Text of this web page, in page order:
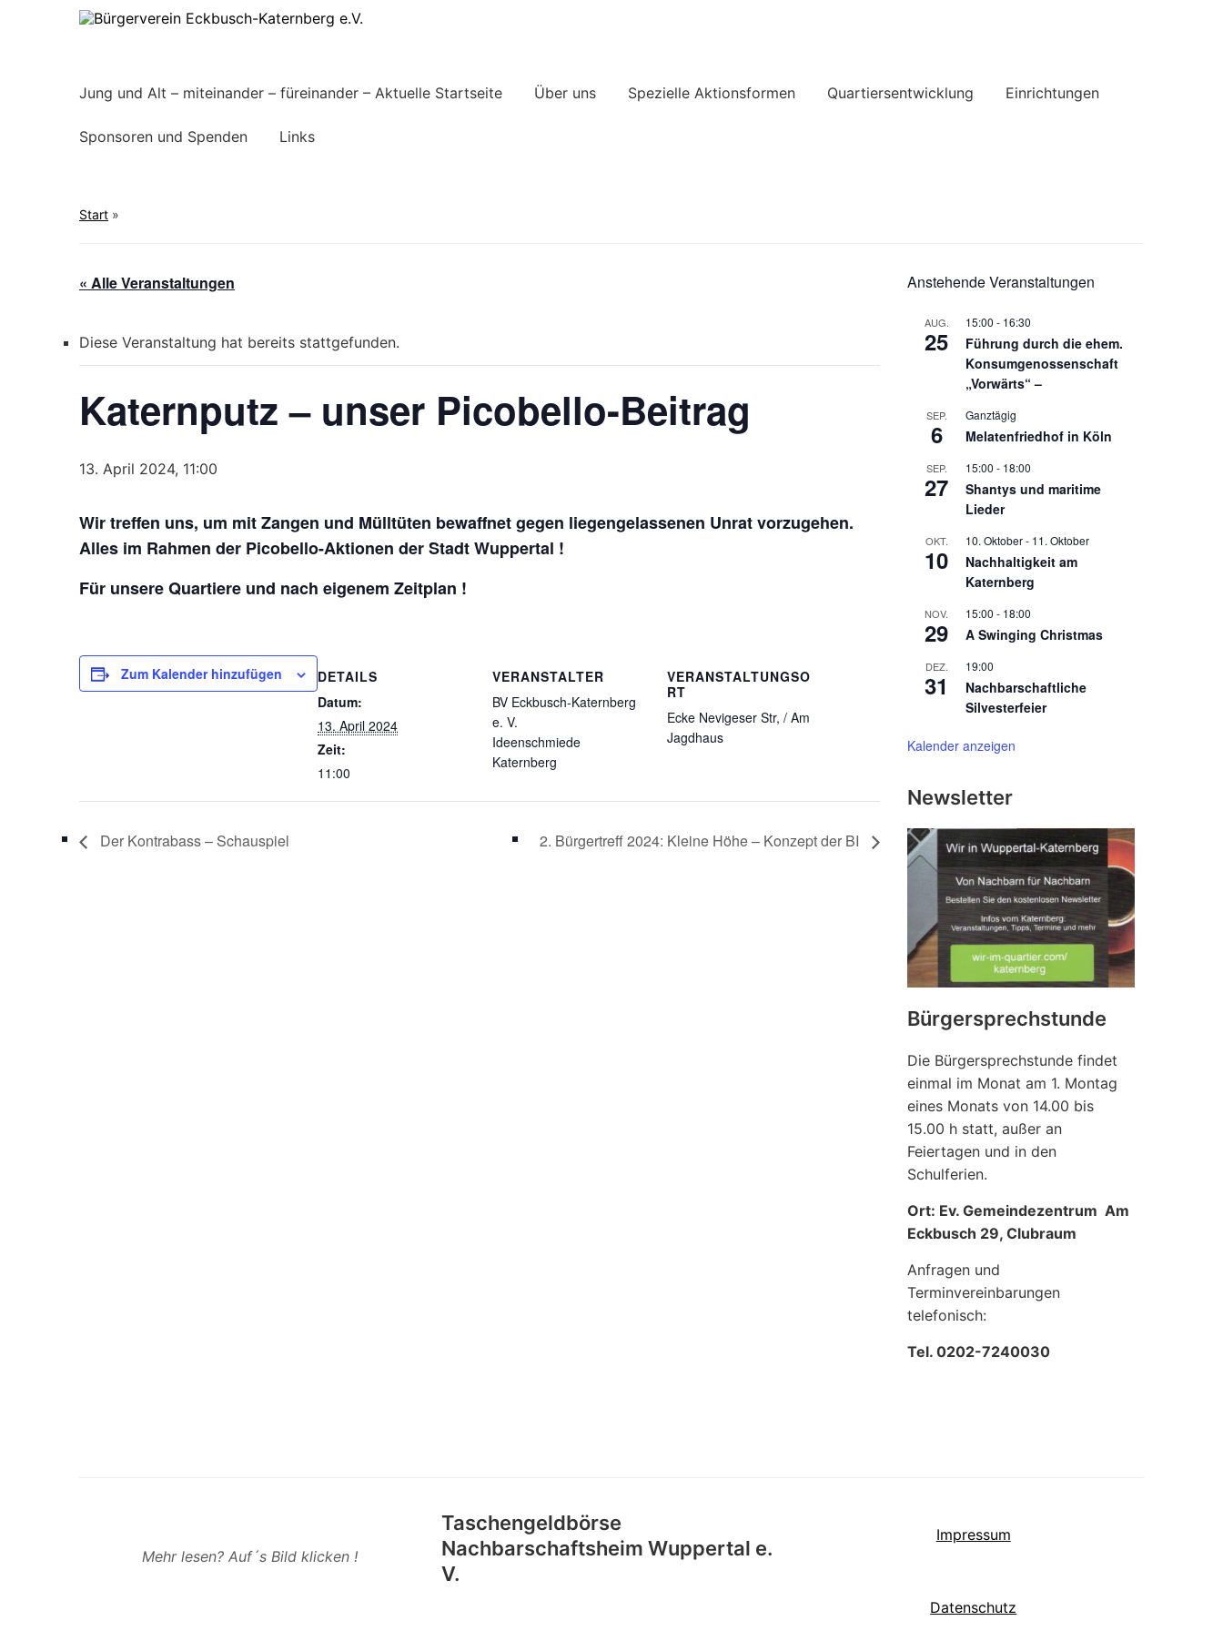
Jung und Alt – miteinander – füreinander – Aktuelle Startseite Über uns Spezielle Aktionsformen Quartiersentwicklung Einrichtungen
Sponsoren und Spenden Links
Start »
« Alle Veranstaltungen
Diese Veranstaltung hat bereits stattgefunden.
Katernputz – unser Picobello-Beitrag
13. April 2024, 11:00
Wir treffen uns, um mit Zangen und Mülltüten bewaffnet gegen liegengelassenen Unrat vorzugehen.
Alles im Rahmen der Picobello-Aktionen der Stadt Wuppertal !
Für unsere Quartiere und nach eigenem Zeitplan !
Zum Kalender hinzufügen
DETAILS
Datum:
13. April 2024
Zeit:
11:00
VERANSTALTER
BV Eckbusch-Katernberg
e. V.
Ideenschmiede
Katernberg
VERANSTALTUNGSO
RT
Ecke Nevigeser Str, / Am
Jagdhaus
Der Kontrabass – Schauspiel 2. Bürgertreff 2024: Kleine Höhe – Konzept der BI
Anstehende Veranstaltungen
AUG.
25
15:00 - 16:30
Führung durch die ehem.
Konsumgenossenschaft
„Vorwärts“ –
SEP.
6
Ganztägig
Melatenfriedhof in Köln
SEP.
27
15:00 - 18:00
Shantys und maritime
Lieder
OKT.
10
10. Oktober- 11. Oktober
Nachhaltigkeit am
Katernberg
NOV.
29
15:00 - 18:00
A Swinging Christmas
DEZ.
31
19:00
Nachbarschaftliche
Silvesterfeier
Kalender anzeigen
Newsletter
Bürgersprechstunde
Die Bürgersprechstunde findet
einmal im Monat am 1. Montag
eines Monats von 14.00 bis
15.00 h statt, außer an
Feiertagen und in den
Schulferien.
Ort: Ev. Gemeindezentrum Am
Eckbusch 29, Clubraum
Anfragen und
Terminvereinbarungen
telefonisch:
Tel. 0202-7240030
Mehr lesen? Auf´s Bild klicken !
Taschengeldbörse
Nachbarschaftsheim Wuppertal e.
V.
Impressum
Datenschutz